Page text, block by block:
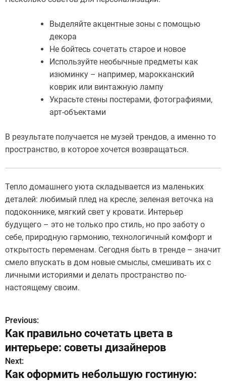
Выделяйте акцентные зоны с помощью
декора
Не бойтесь сочетать старое и новое
Используйте необычные предметы как
изюминку – например, марокканский
коврик или винтажную лампу
Украсьте стены постерами, фотографиями,
арт-объектами
В результате получается не музей трендов, а именно то
пространство, в которое хочется возвращаться.
Тепло домашнего уюта складывается из маленьких
деталей: любимый плед на кресле, зеленая веточка на
подоконнике, мягкий свет у кровати. Интерьер
будущего – это не только про стиль, но про заботу о
себе, природную гармонию, технологичный комфорт и
открытость переменам. Сегодня быть в тренде – значит
смело впускать в дом новые смыслы, смешивать их с
личными историями и делать пространство по-
настоящему своим.
Н
а
в
Previous:
Как правильно сочетать цвета в
интерьере: советы дизайнеров
Next:
Как оформить небольшую гостиную: